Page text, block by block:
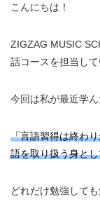
こんにちは！
ZIGZAG MUSIC
話コースを担当して
今回は私が最近学
「言語習得は終わ
語を取り扱う身と
どれだけ勉強して